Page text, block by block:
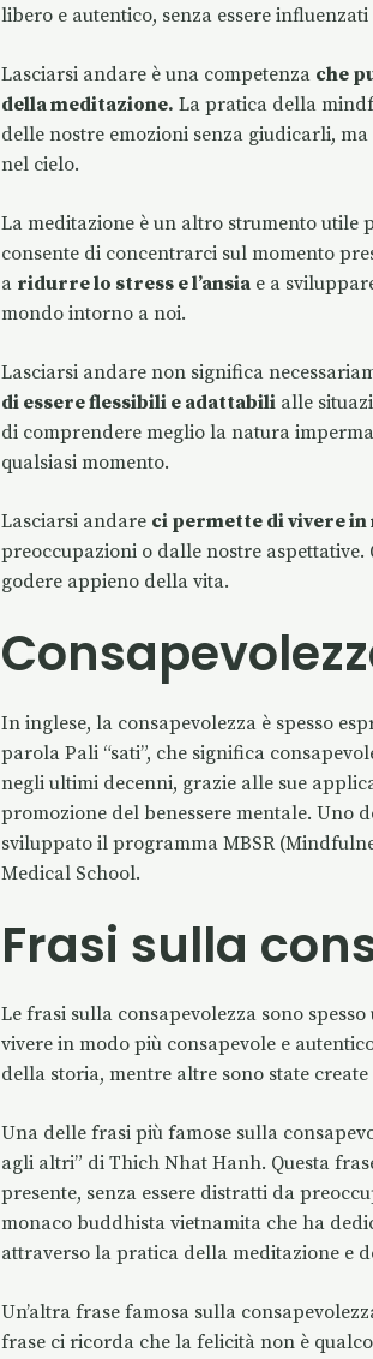
libero e autentico, senza essere
Lasciarsi andare è una competenza che
della meditazione. La pratica della
delle nostre emozioni senza giudicarli,
nel cielo.
La meditazione è un altro strumento utile
consente di concentrarci sul momento
a ridurre lo stress e l’ansia e a
mondo intorno a noi.
Lasciarsi andare non significa
di essere flessibili e adattabili alle
di comprendere meglio la natura
qualsiasi momento.
Lasciarsi andare ci permette di vivere
preoccupazioni o dalle nostre
godere appieno della vita.
In inglese, la consapevolezza è spesso
parola Pali “sati”, che significa
negli ultimi decenni, grazie alle sue
promozione del benessere mentale. Uno
sviluppato il programma MBSR
Medical School.
Frasi sulla
Le frasi sulla consapevolezza sono
vivere in modo più consapevole e
della storia, mentre altre sono state
Una delle frasi più famose sulla
agli altri” di Thich Nhat Hanh. Questa
presente, senza essere distratti da
monaco buddhista vietnamita che ha
attraverso la pratica della meditazione e
Un’altra frase famosa sulla
frase ci ricorda che la felicità non è